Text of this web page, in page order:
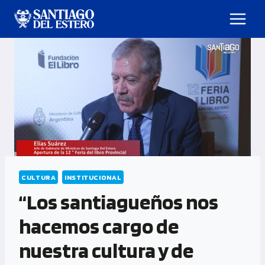
CULTURA INSTITUCIONAL
“Los santiagueños nos
hacemos cargo de
nuestra cultura y de